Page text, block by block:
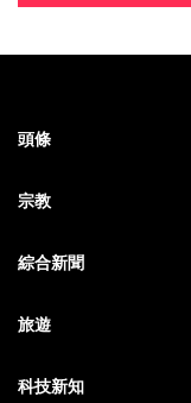
頭條
宗教
綜合新聞
旅遊
科技新知